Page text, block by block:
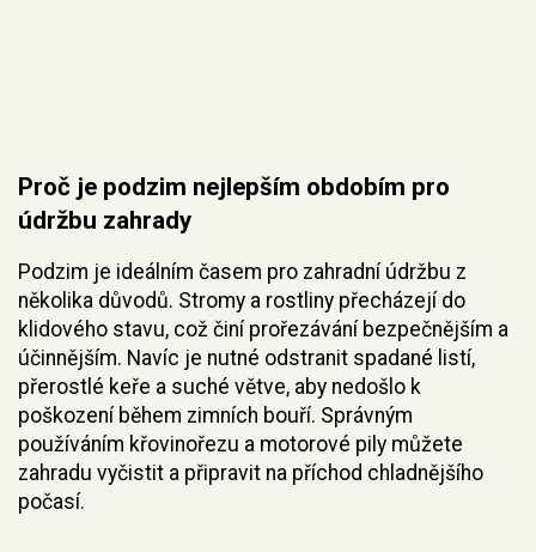
Proč je podzim nejlepším obdobím pro
údržbu zahrady
Podzim je ideálním časem pro zahradní údržbu z
několika důvodů. Stromy a rostliny přecházejí do
klidového stavu, což činí prořezávání bezpečnějším a
účinnějším. Navíc je nutné odstranit spadané listí,
přerostlé keře a suché větve, aby nedošlo k
poškození během zimních bouří. Správným
používáním křovinořezu a motorové pily můžete
zahradu vyčistit a připravit na příchod chladnějšího
počasí.